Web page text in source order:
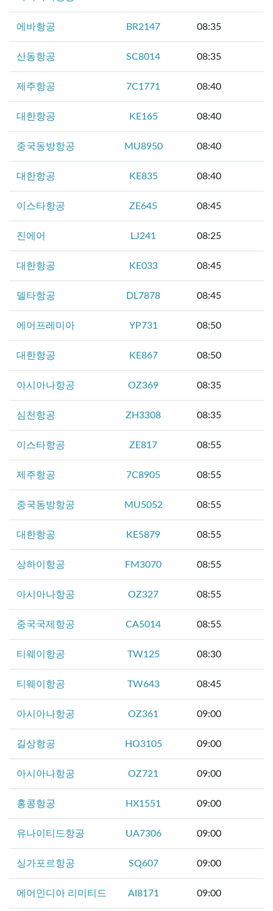
에바항공 BR2147 08:35
산동항공 SC8014 08:35
제주항공 7C1771 08:40
대한항공 KE165 08:40
중국동방항공 MU8950 08:40
대한항공 KE835 08:40
이스타항공 ZE645 08:45
진에어 LJ241 08:25
대한항공 KE033 08:45
델타항공 DL7878 08:45
에어프레미아 YP731 08:50
대한항공 KE867 08:50
아시아나항공 OZ369 08:35
심천항공 ZH3308 08:35
이스타항공 ZE817 08:55
제주항공 7C8905 08:55
중국동방항공 MU5052 08:55
대한항공 KE5879 08:55
상하이항공 FM3070 08:55
아시아나항공 OZ327 08:55
중국국제항공 CA5014 08:55
티웨이항공 TW125 08:30
티웨이항공 TW643 08:45
아시아나항공 OZ361 09:00
길상항공 HO3105 09:00
아시아나항공 OZ721 09:00
홍콩항공 HX1551 09:00
유나이티드항공 UA7306 09:00
싱가포르항공 SQ607 09:00
에어인디아 리미티드 AI8171 09:00